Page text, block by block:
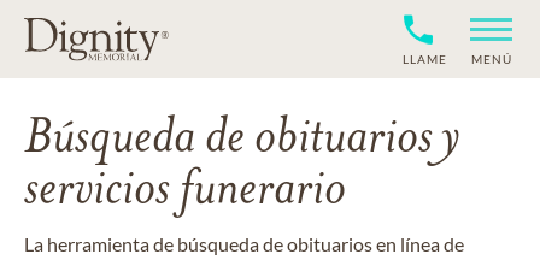
LLAME MENÚ
Búsqueda de obituarios y
servicios funerario
La herramienta de búsqueda de obituarios en línea de